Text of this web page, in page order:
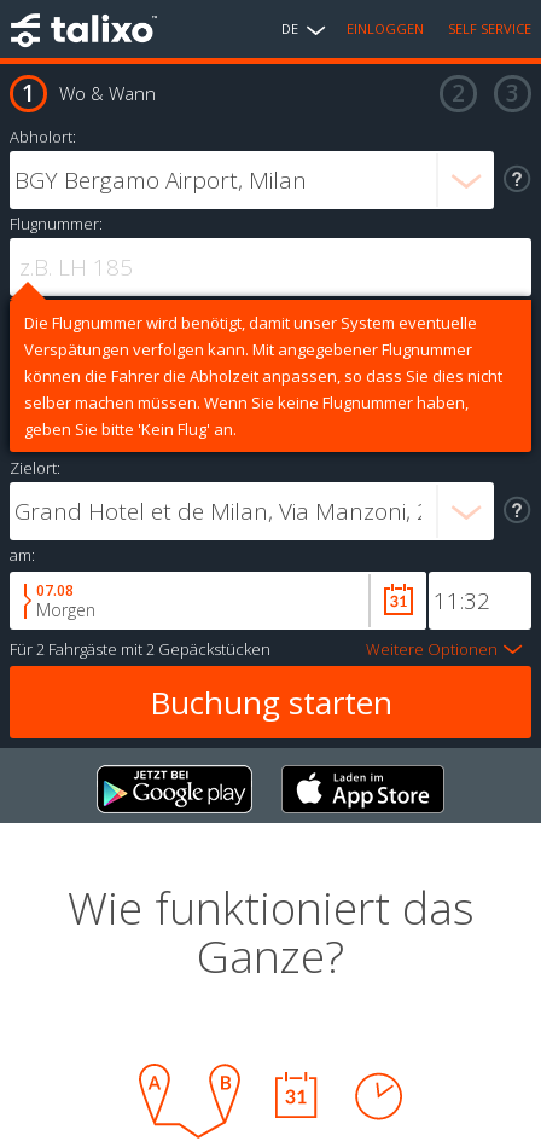
DE EINLOGGEN SELF SERVICE
Wo & Wann
Abholort:
Flugnummer:
Die Flugnummer wird benötigt, damit unser System eventuelle
Verspätungen verfolgen kann. Mit angegebener Flugnummer
können die Fahrer die Abholzeit anpassen, so dass Sie dies nicht
selber machen müssen. Wenn Sie keine Flugnummer haben,
geben Sie bitte 'Kein Flug' an.
Zielort:
am:
07.08
Morgen
Für2 Fahrgäste mit2 Gepäckstücken Weitere Optionen
Wie funktioniert das
Ganze?